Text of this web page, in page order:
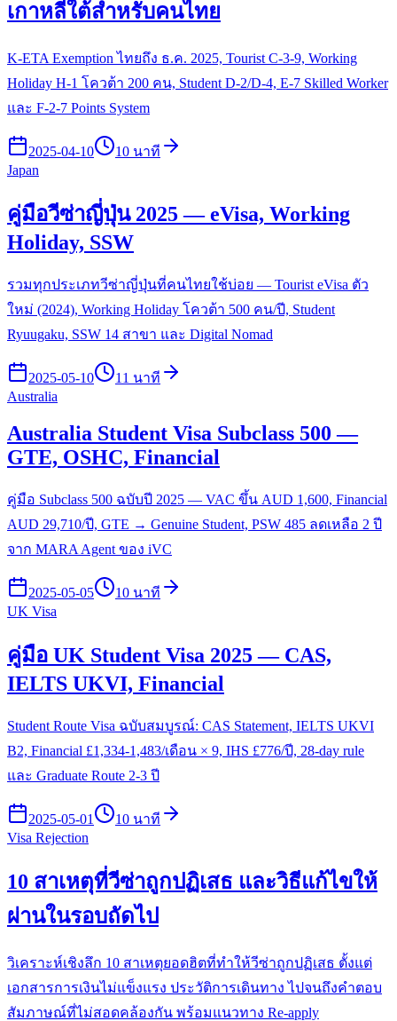
เกาหลีใต้สำหรับคนไทย
K-ETA Exemption ไทยถึง ธ.ค. 2025, Tourist C-3-9, Working
Holiday H-1 โควต้า 200 คน, Student D-2/D-4, E-7 Skilled Worker
และ F-2-7 Points System
2025-04-10
10 นาที
Japan
คู่มือวีซ่าญี่ปุ่น 2025 — eVisa, Working
Holiday, SSW
รวมทุกประเภทวีซ่าญี่ปุ่นที่คนไทยใช้บ่อย — Tourist eVisa ตัว
ใหม่ (2024), Working Holiday โควต้า 500 คน/ปี, Student
Ryuugaku, SSW 14 สาขา และ Digital Nomad
2025-05-10
11 นาที
Australia
Australia Student Visa Subclass 500 —
GTE, OSHC, Financial
คู่มือ Subclass 500 ฉบับปี 2025 — VAC ขึ้น AUD 1,600, Financial
AUD 29,710/ปี, GTE → Genuine Student, PSW 485 ลดเหลือ 2 ปี
จาก MARA Agent ของ iVC
2025-05-05
10 นาที
UK Visa
คู่มือ UK Student Visa 2025 — CAS,
IELTS UKVI, Financial
Student Route Visa ฉบับสมบูรณ์: CAS Statement, IELTS UKVI
B2, Financial £1,334-1,483/เดือน × 9, IHS £776/ปี, 28-day rule
และ Graduate Route 2-3 ปี
2025-05-01
10 นาที
Visa Rejection
10 สาเหตุที่วีซ่าถูกปฏิเสธ และวิธีแก้ไขให้
ผ่านในรอบถัดไป
วิเคราะห์เชิงลึก 10 สาเหตุยอดฮิตที่ทำให้วีซ่าถูกปฏิเสธ ตั้งแต่
เอกสารการเงินไม่แข็งแรง ประวัติการเดินทาง ไปจนถึงคำตอบ
สัมภาษณ์ที่ไม่สอดคล้องกัน พร้อมแนวทาง Re-apply